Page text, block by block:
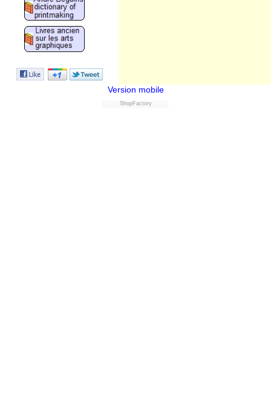
Version mobile
ShopFactory